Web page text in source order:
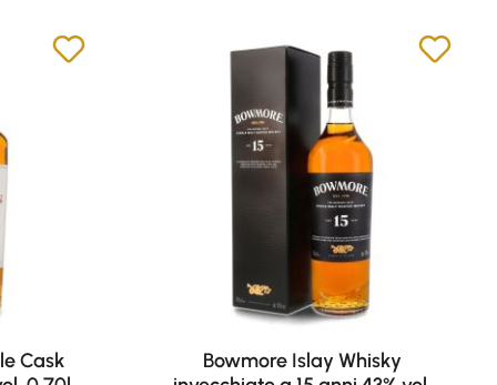
Cask
Bowmore Islay Whisky